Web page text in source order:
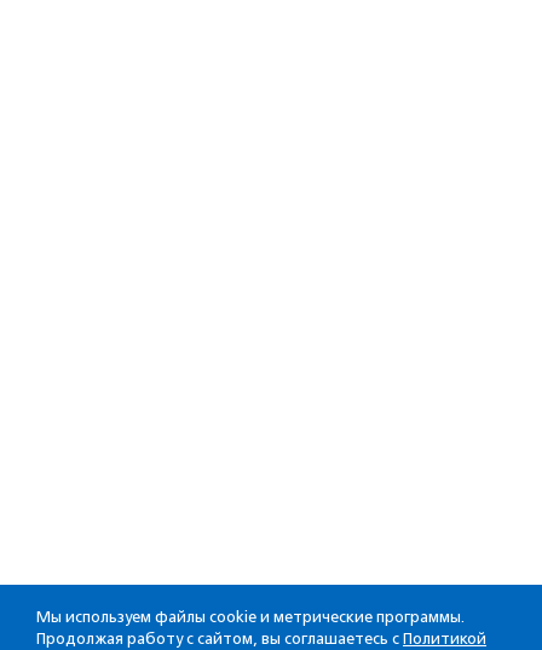
Мы используем файлы cookie и метрические программы.
Продолжая работу с сайтом, вы соглашаетесь с Политикой